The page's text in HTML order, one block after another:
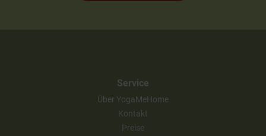
Service
Über YogaMeHome
Kontakt
Preise